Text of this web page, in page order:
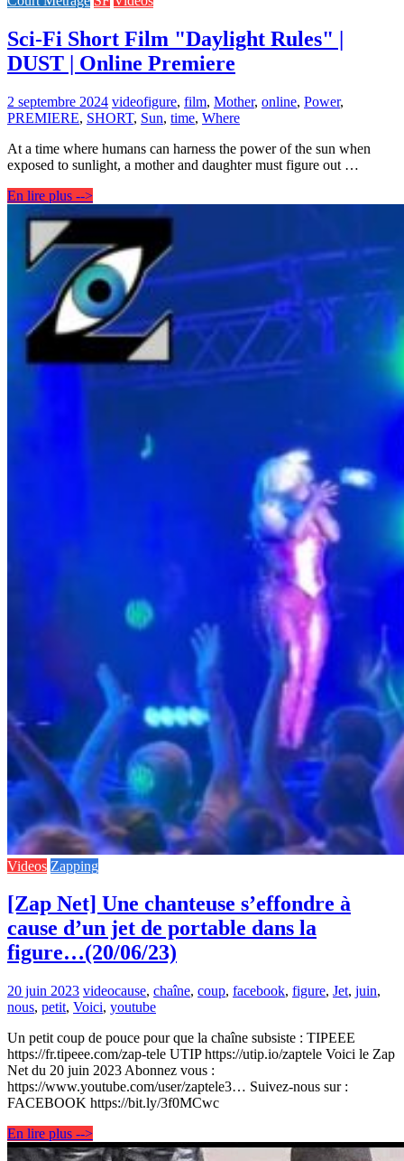
Sci-Fi Short Film "Daylight Rules" |
DUST | Online Premiere
2 septembre 2024 videofigure, film, Mother, online, Power,
PREMIERE, SHORT, Sun, time, Where
At a time where humans can harness the power of the sun when
exposed to sunlight, a mother and daughter must figure out …
En lire plus -->
Videos Zapping
[Zap Net] Une chanteuse s’effondre à
cause d’un jet de portable dans la
figure…(20/06/23)
20 juin 2023 videocause, chaîne, coup, facebook, figure, Jet, juin,
nous, petit, Voici, youtube
Un petit coup de pouce pour que la chaîne subsiste : TIPEEE
https://fr.tipeee.com/zap-tele UTIP https://utip.io/zaptele Voici le Zap
Net du 20 juin 2023 Abonnez vous :
https://www.youtube.com/user/zaptele3… Suivez-nous sur :
FACEBOOK https://bit.ly/3f0MCwc
En lire plus -->